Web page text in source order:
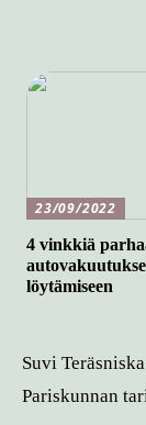
23/09/2022
4 vinkkiä
löytämiseen
Suvi
Pariskunnan